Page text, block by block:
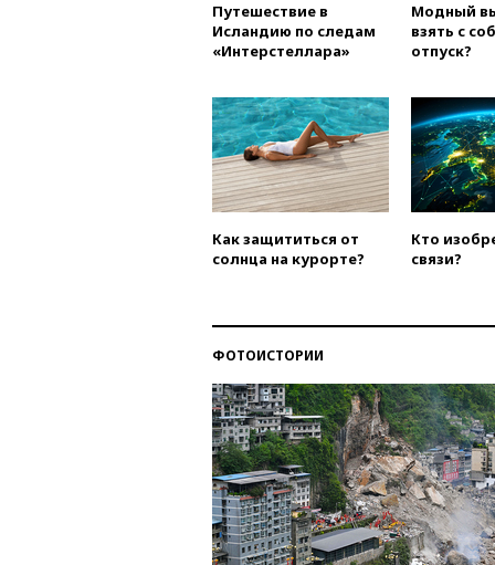
Путешествие в
Исландию по следам
«Интерстеллара»
Модный
взять с
отпуск?
Как защититься от
солнца на курорте?
Кто
связи?
ФОТОИСТОРИИ